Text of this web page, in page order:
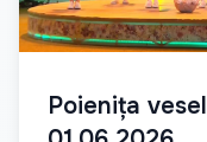
Poienița